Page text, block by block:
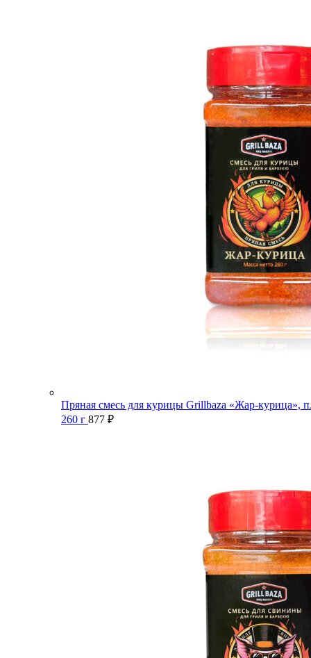
Пряная смесь для курицы Grillbaza «Жар-курица»,
260 г 877 ₽